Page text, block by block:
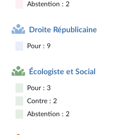
Abstention : 2
Droite Républicaine
Pour : 9
Écologiste et Social
Pour : 3
Contre : 2
Abstention : 2